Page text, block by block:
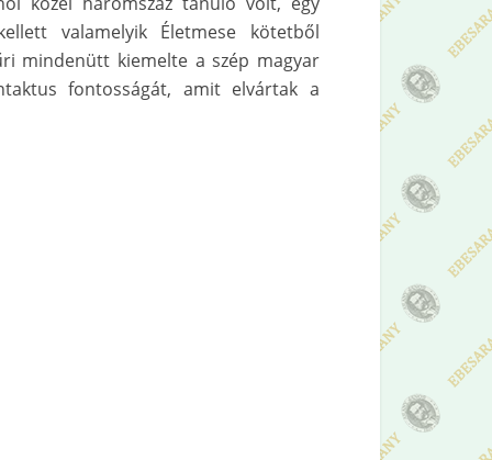
valamelyik Életmese kötetből
mindenütt kiemelte a szép magyar
fontosságát, amit elvártak a